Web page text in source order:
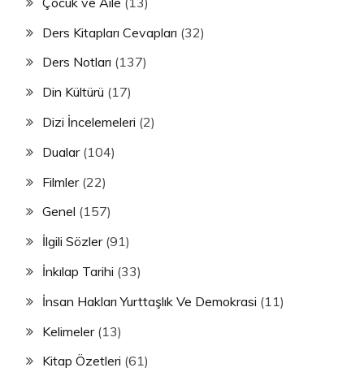
Ders Kitapları Cevapları (32)
Ders Notları (137)
Din Kültürü (17)
Dizi İncelemeleri (2)
Dualar(104)
Filmler(22)
Genel (157)
İlgili Sözler(91)
İnkılap Tarihi (33)
İnsan Hakları Yurttaşlık Ve Demokrasi (11)
Kelimeler(13)
Kitap Özetleri (61)